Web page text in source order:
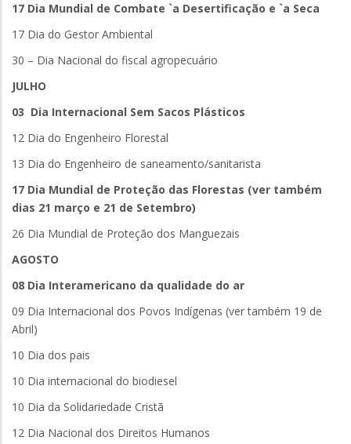
17 Dia Mundial de Combate `a Desertificação e `a Seca
17 Dia do Gestor Ambiental
30 – Dia Nacional do fiscal agropecuário
JULHO
03 Dia Internacional Sem Sacos Plásticos
12 Dia do Engenheiro Florestal
13 Dia do Engenheiro de saneamento/sanitarista
17 Dia Mundial de Proteção das Florestas (ver também
dias 21 março e 21 de Setembro)
26 Dia Mundial de Proteção dos Manguezais
AGOSTO
08 Dia Interamericano da qualidade do ar
09 Dia Internacional dos Povos Indígenas (ver também 19 de
Abril)
10 Dia dos pais
10 Dia internacional do biodiesel
10 Dia da Solidariedade Cristã
12 Dia Nacional dos Direitos Humanos